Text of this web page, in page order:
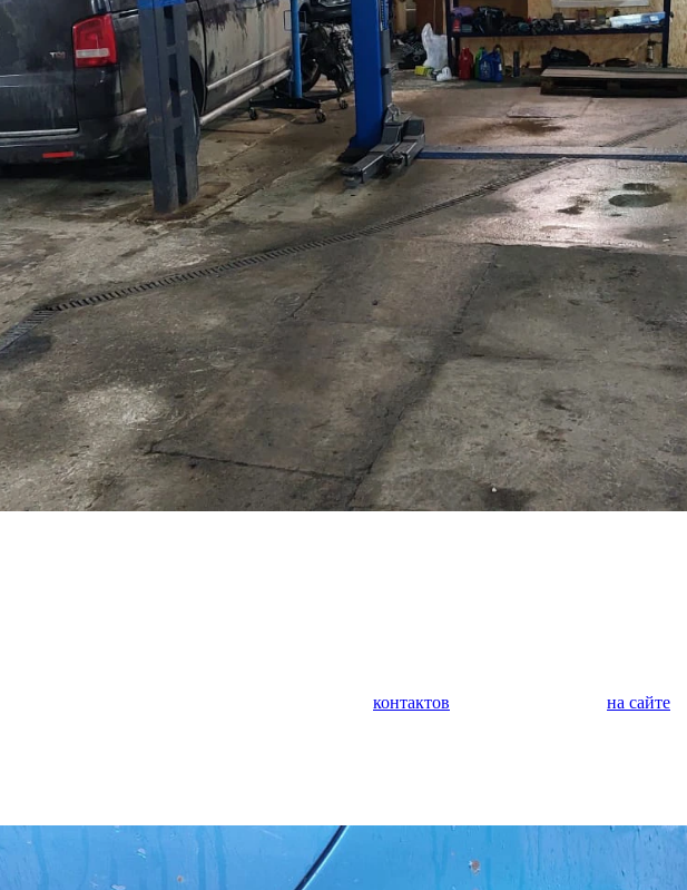
контактов на сайте